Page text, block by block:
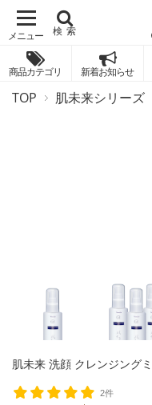
検索
商品カテゴリ 新着お知らせ
TOP 肌未来シリーズ
肌未来 洗顔 クレンジング
2件